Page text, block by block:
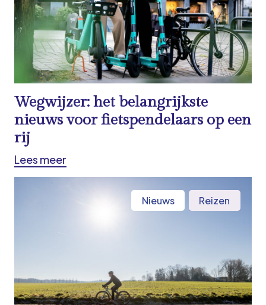
Wegwijzer: het belangrijkste
nieuws voor fietspendelaars op een
rij
Lees meer
Nieuws Reizen